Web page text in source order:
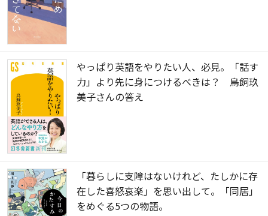
やっぱり英語をやりたい人、必見。「話す
力」より先に身につけるべきは？ 鳥飼玖
美子さんの答え
「暮らしに支障はないけれど、たしかに存
在した喜怒哀楽」を思い出して。「同居」
をめぐる5つの物語。